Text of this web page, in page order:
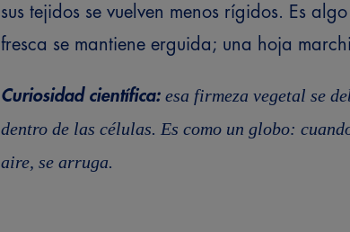
sus tejidos se vuelven menos rígidos. Es
fresca se mantiene erguida; una hoja
Curiosidad científica: esa firmeza vegetal se
dentro de las células. Es como un globo:
aire, se arruga.